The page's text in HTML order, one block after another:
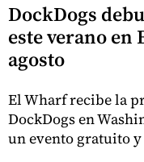
DockDogs
este verano en
agosto
El Wharf recibe la
DockDogs en
un evento gratuito